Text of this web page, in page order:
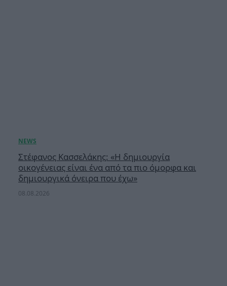
Στέφανος Κασσελάκης: «Η δημιουργία
οικογένειας είναι ένα από τα πιο όμορφα και
δημιουργικά όνειρα που έχω»
08.08.2026